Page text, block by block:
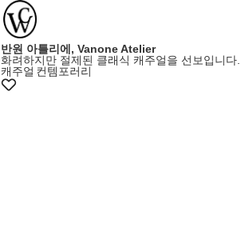
반원 아틀리에, Vanone Atelier
화려하지만 절제된 클래식 캐주얼을 선보입니다.
캐주얼 컨템포러리